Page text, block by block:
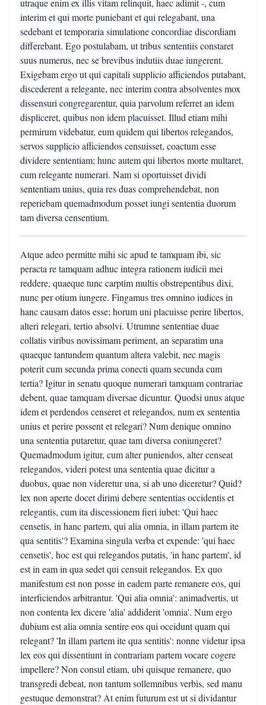
utraque enim ex illis vitam relinquit, haec adimit -, cum
interim et qui morte puniebant et qui relegabant, una
sedebant et temporaria simulatione concordiae discordiam
differebant. Ego postulabam, ut tribus sententiis constaret
suus numerus, nec se brevibus indutiis duae iungerent.
Exigebam ergo ut qui capitali supplicio afficiendos putabant,
discederent a relegante, nec interim contra absolventes mox
dissensuri congregarentur, quia parvolum referret an idem
displiceret, quibus non idem placuisset. Illud etiam mihi
permirum videbatur, eum quidem qui libertos relegandos,
servos supplicio afficiendos censuisset, coactum esse
dividere sententiam; hunc autem qui libertos morte multaret,
cum relegante numerari. Nam si oportuisset dividi
sententiam unius, quia res duas comprehendebat, non
reperiebam quemadmodum posset iungi sententia duorum
tam diversa censentium.
Atque adeo permitte mihi sic apud te tamquam ibi, sic
peracta re tamquam adhuc integra rationem iudicii mei
reddere, quaeque tunc carptim multis obstrepentibus dixi,
nunc per otium iungere. Fingamus tres omnino iudices in
hanc causam datos esse; horum uni placuisse perire libertos,
alteri relegari, tertio absolvi. Utrumne sententiae duae
collatis viribus novissimam periment, an separatim una
quaeque tantundem quantum altera valebit, nec magis
poterit cum secunda prima conecti quam secunda cum
tertia? Igitur in senatu quoque numerari tamquam contrariae
debent, quae tamquam diversae dicuntur. Quodsi unus atque
idem et perdendos censeret et relegandos, num ex sententia
unius et perire possent et relegari? Num denique omnino
una sententia putaretur, quae tam diversa coniungeret?
Quemadmodum igitur, cum alter puniendos, alter censeat
relegandos, videri potest una sententia quae dicitur a
duobus, quae non videretur una, si ab uno diceretur? Quid?
lex non aperte docet dirimi debere sententias occidentis et
relegantis, cum ita discessionem fieri iubet: 'Qui haec
censetis, in hanc partem, qui alia omnia, in illam partem ite
qua sentitis'? Examina singula verba et expende: 'qui haec
censetis', hoc est qui relegandos putatis, 'in hanc partem', id
est in eam in qua sedet qui censuit relegandos. Ex quo
manifestum est non posse in eadem parte remanere eos, qui
interficiendos arbitrantur. 'Qui alia omnia': animadvertis, ut
non contenta lex dicere 'alia' addiderit 'omnia'. Num ergo
dubium est alia omnia sentire eos qui occidunt quam qui
relegant? 'In illam partem ite qua sentitis': nonne videtur ipsa
lex eos qui dissentiunt in contrariam partem vocare cogere
impellere? Non consul etiam, ubi quisque remanere, quo
transgredi debeat, non tantum sollemnibus verbis, sed manu
gestuque demonstrat? At enim futurum est ut si dividantur